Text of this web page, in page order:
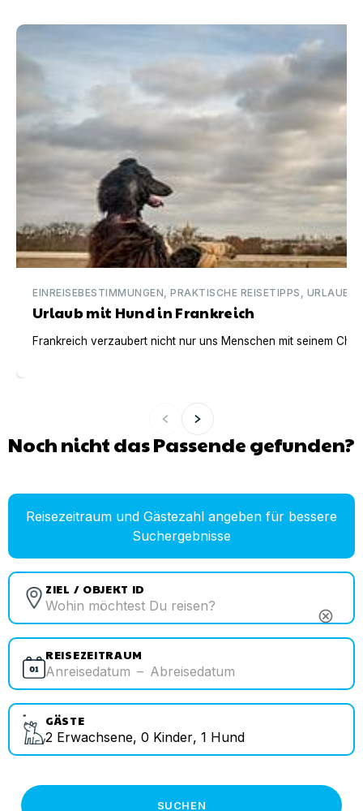
Urlaub mit Hund in Frankreich
EINREISEBESTIMMUNGEN, PRAKTISCHE REISETIPPS,
Urlaub mit Hund in Frankreich
Frankreich verzaubert nicht nur uns Menschen mit seinem
Noch nicht das Passende gefunden?
Reisezeitraum und Gästezahl angeben für bessere
Suchergebnisse
ZIEL / OBJEKT ID
cancel
REISEZEITRAUM
Anreisedatum – Abreisedatum
GÄSTE
2 Erwachsene, 0 Kinder, 1 Hund
SUCHEN